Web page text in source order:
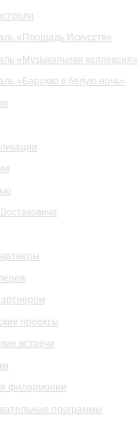
«Площадь Искусств»
«Музыкальная коллекция»
«Барокко в белую ночь»
проекты
встречи
филармонии
программы